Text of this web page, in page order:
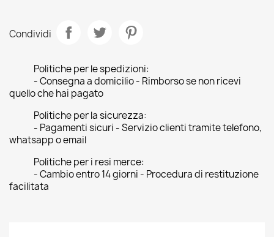
Condividi
Politiche per le spedizioni:
- Consegna a domicilio - Rimborso se non ricevi
quello che hai pagato
Politiche per la sicurezza:
- Pagamenti sicuri - Servizio clienti tramite telefono,
whatsapp o email
Politiche per i resi merce:
- Cambio entro 14 giorni - Procedura di restituzione
facilitata